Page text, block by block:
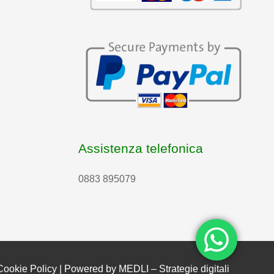
Assistenza telefonica
0883 895079
Policy | Powered by MEDLI – Strategie digitali